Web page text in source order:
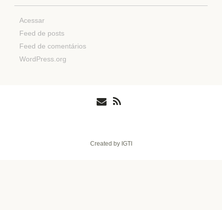
Acessar
Feed de posts
Feed de comentários
WordPress.org
Created by IGTI